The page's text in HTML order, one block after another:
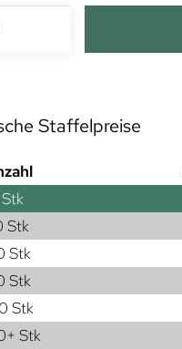
Staffelpreise
Stk
Stk
Stk
Stk
Stk
Stk